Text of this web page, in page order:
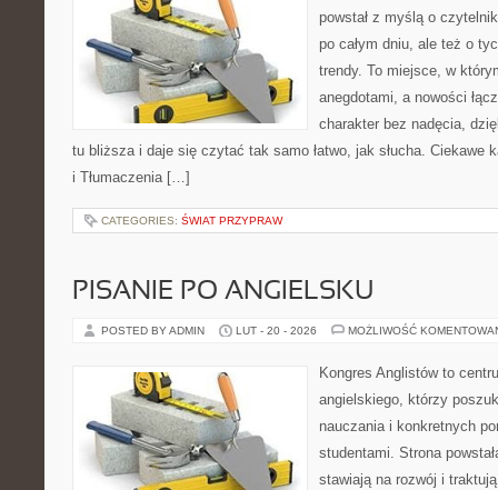
powstał z myślą o
po całym dniu, ale też o
trendy. To miejsce, w
anegdotami, a nowości
charakter bez nadęcia,
tu bliższa i daje się czytać tak samo łatwo, jak słucha. Ciekawe
i Tłumaczenia […]
CATEGORIES: ŚWIAT PRZYPRAW
PISANIE PO ANGIELSKU
POSTED BY ADMIN LUT - 20 - 2026 MOŻLIWOŚĆ
Kongres Anglistów to
angielskiego, którzy
nauczania i konkretnych
studentami. Strona
stawiają na rozwój i